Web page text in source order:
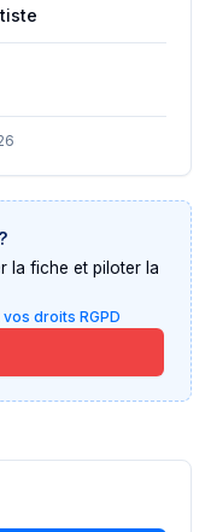
?
la fiche et piloter la
droits RGPD